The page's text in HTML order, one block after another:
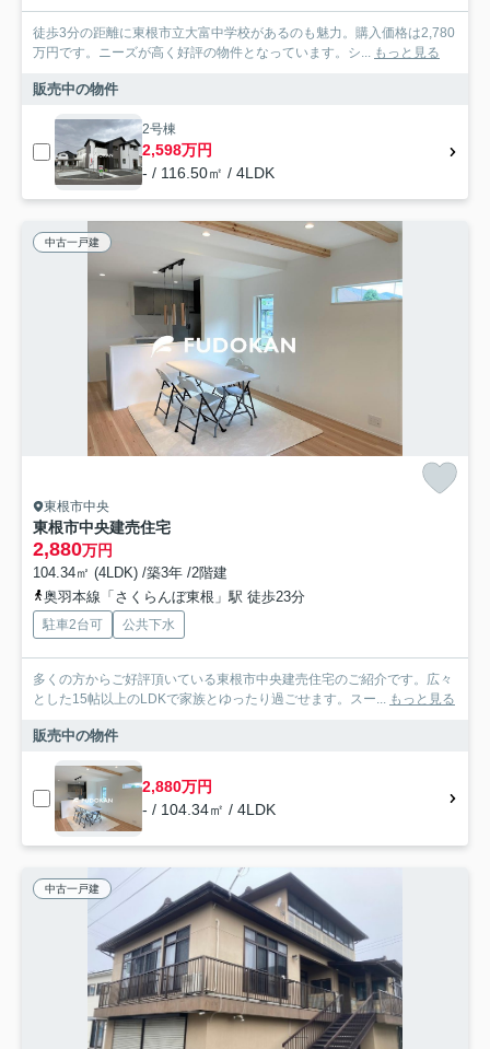
徒歩3分の距離に東根市立大富中学校があるのも魅力。購入価格は2,780
万円です。ニーズが高く好評の物件となっています。シ... もっと見る
販売中の物件
2号棟
2,598万円
- / 116.50㎡ / 4LDK
中古一戸建
東根市中央
東根市中央建売住宅
2,880万円
104.34㎡ (4LDK) /築3年 /2階建
奥羽本線「さくらんぼ東根」駅 徒歩23分
駐車2台可 公共下水
多くの方からご好評頂いている東根市中央建売住宅のご紹介です。広々
とした15帖以上のLDKで家族とゆったり過ごせます。スー... もっと見る
販売中の物件
2,880万円
- / 104.34㎡ / 4LDK
中古一戸建